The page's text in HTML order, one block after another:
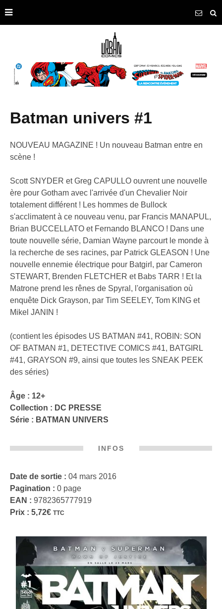
batman univers #1
NOUVEAU MAGAZINE ! Un nouveau Batman entre en
scène !
Scott SNYDER et Greg CAPULLO ouvrent une nouvelle
ère pour Gotham avec l'arrivée d'un Chevalier Noir
totalement différent ! Les hommes de Bullock
s'acclimatent à ce nouveau venu, par Francis MANAPUL,
Brian BUCCELLATO et Fernando BLANCO ! Dans une
toute nouvelle série, Damian Wayne parcourt le monde à
la recherche de ses racines, par Patrick GLEASON ! Une
nouvelle ennemie électrique pour Batgirl, par Cameron
STEWART, Brenden FLETCHER et Babs TARR ! Et la
Matrone prend les rênes de Spyral, l'organisation où
enquête Dick Grayson, par Tim SEELEY, Tom KING et
Mikel JANIN !
(contient les épisodes US BATMAN #41, ROBIN: SON
OF BATMAN #1, DETECTIVE COMICS #41, BATGIRL
#41, GRAYSON #9, ainsi que toutes les SNEAK PEEK
des séries)
Âge : 12+
Collection : DC PRESSE
Série : BATMAN UNIVERS
INFOS
Date de sortie : 04 mars 2016
Pagination : 0 page
EAN : 9782365777919
Prix : 5,72€ TTC